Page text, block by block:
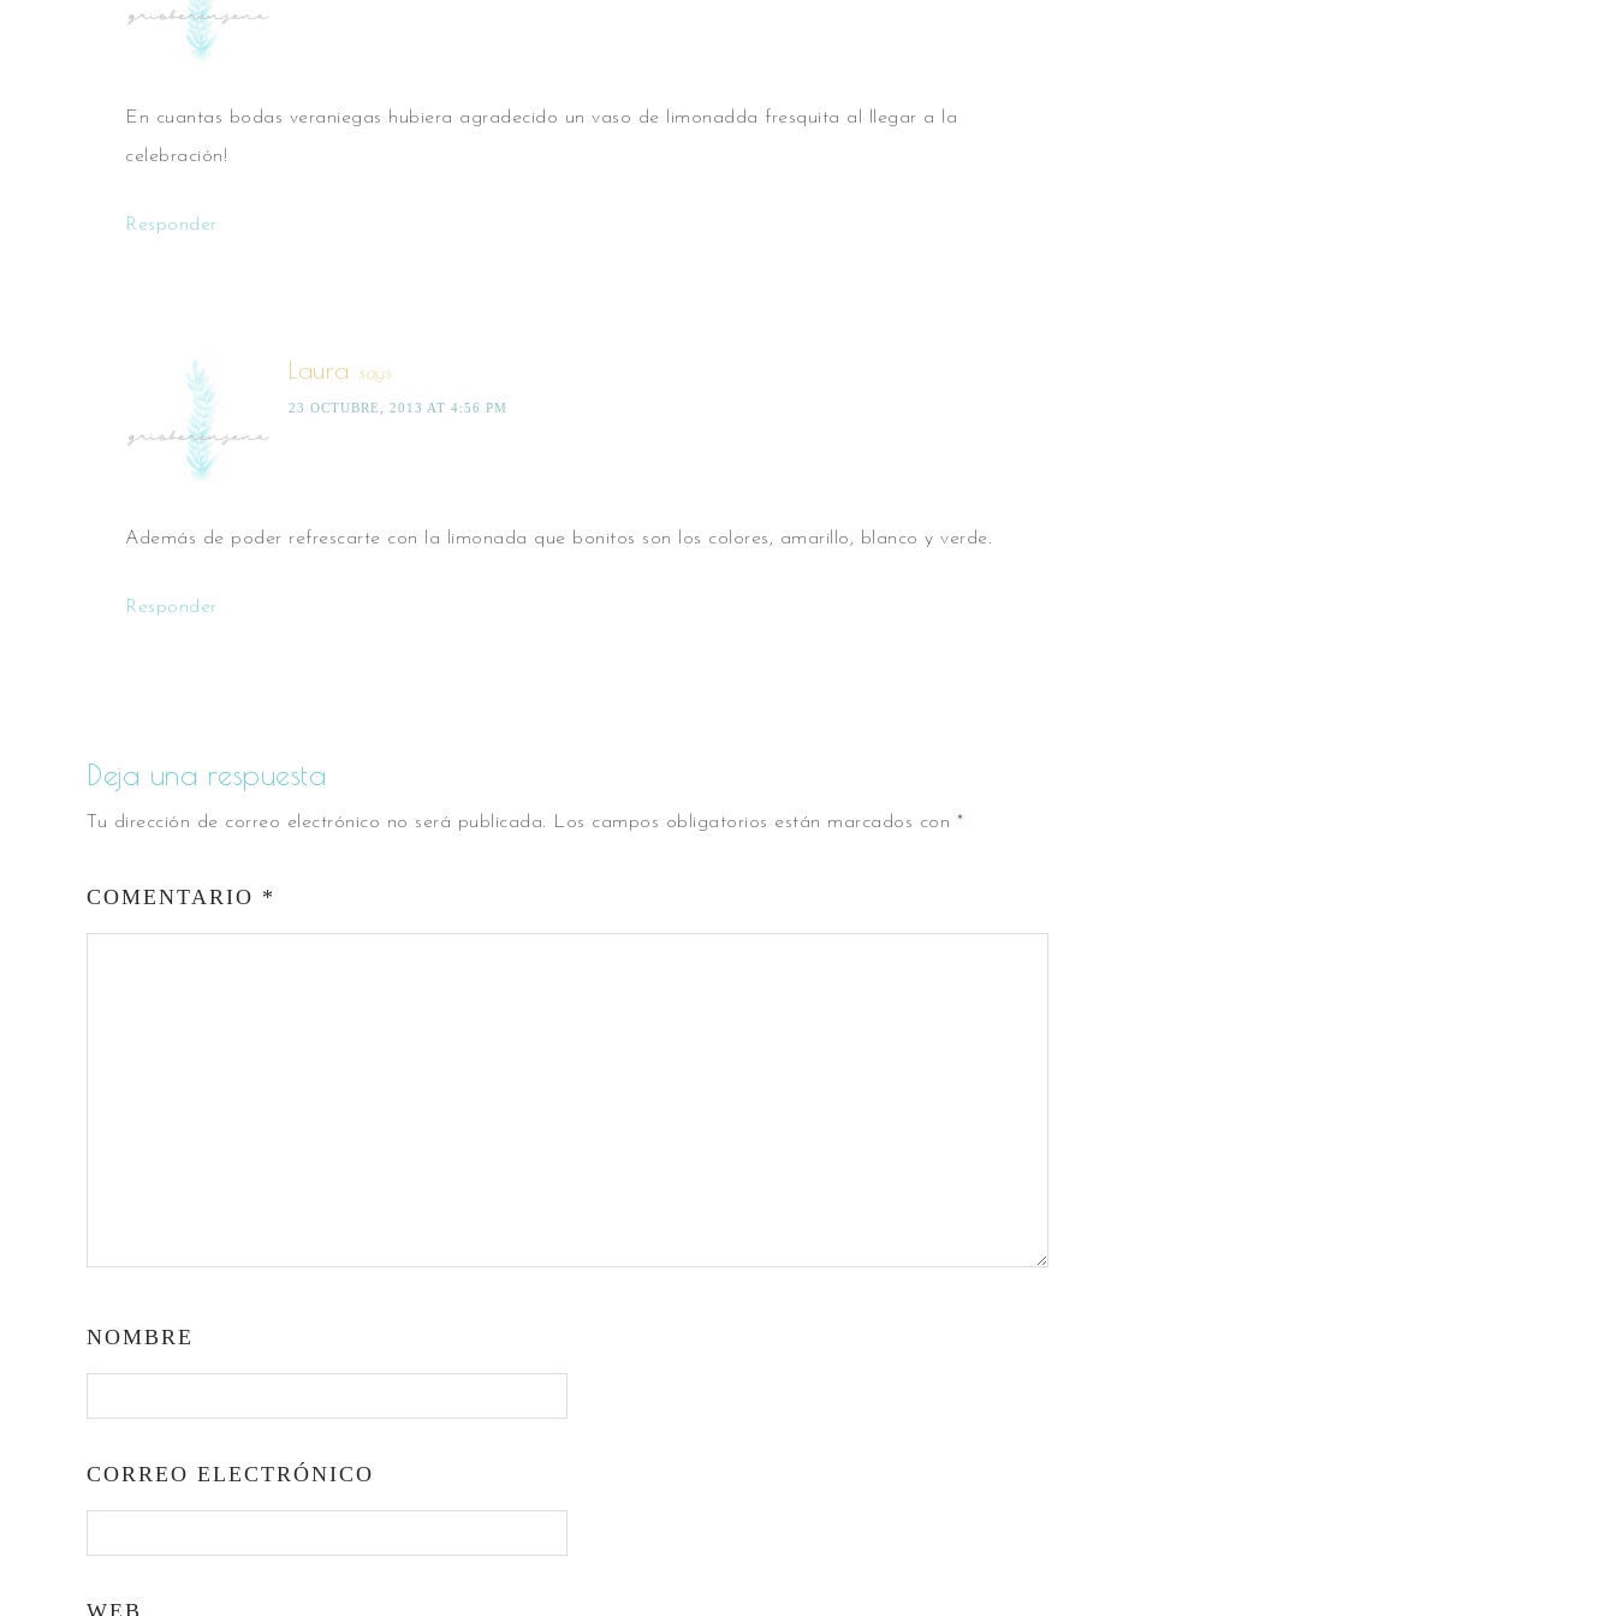
En cuantas bodas veraniegas hubiera agradecido un vaso de limonadda fresquita al llegar a la
celebración!
Responder
Laura says
23 OCTUBRE, 2013 AT 4:56 PM
Además de poder refrescarte con la limonada que bonitos son los colores, amarillo, blanco y verde.
Responder
Deja una respuesta
Tu dirección de correo electrónico no será publicada. Los campos obligatorios están marcados con *
COMENTARIO *
NOMBRE
CORREO ELECTRÓNICO
WEB